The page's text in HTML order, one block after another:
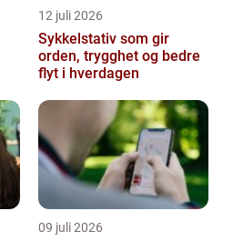
12 juli 2026
Sykkelstativ som gir
orden, trygghet og bedre
flyt i hverdagen
09 juli 2026